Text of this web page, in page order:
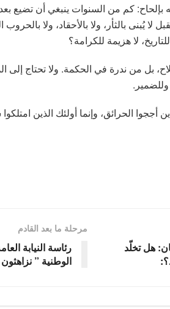
بإلحاح: كم من السنوات ينبغي أن تضيع
يُبنى بالثأر، ولا بالأحقاد، ولا بالحروب
لا هزيمة للكرامة؟
بل من ندرة في الحكمة. ولا تحتاج إلى
وللضمير.
أججوا الحرائق، وإنما أولئك الذين
هل تخلّد
مرحلة ما بعد القادم
رئاسة النيابة
الوطنية ”